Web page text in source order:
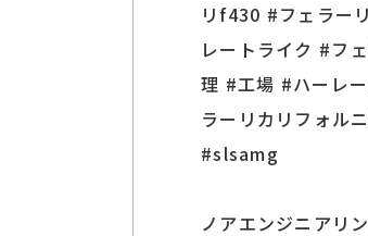
リf430 #フェラー
レートライク #フ
理 #工場 #ハーレ
ラーリカリフォル
#slsamg
ノアエンジニアリ